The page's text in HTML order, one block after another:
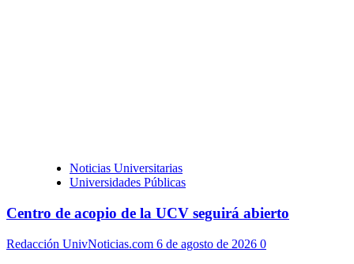
Noticias Universitarias
Universidades Públicas
Centro de acopio de la UCV seguirá abierto
Redacción UnivNoticias.com 6 de agosto de 2026 0